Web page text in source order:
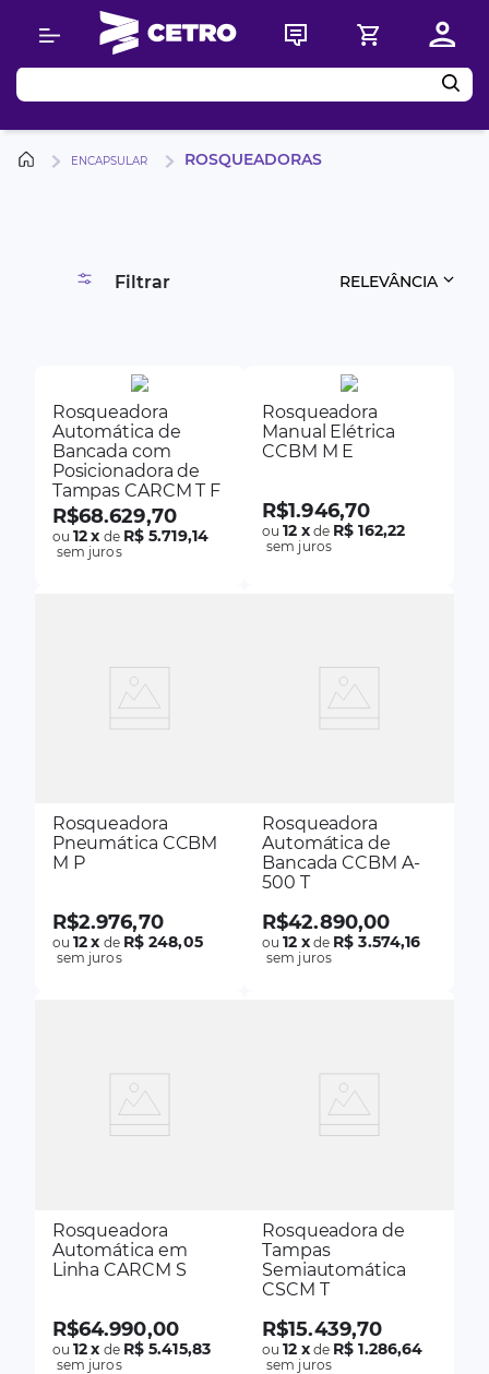
Buscar
ENCAPSULAR ROSQUEADORAS
Filtrar RELEVÂNCIA
Rosqueadora
Automática de
Bancada com
Posicionadora de
Tampas CARCM T F
R$68.629,70
ou12x de R$ 5.719,14
sem juros
Rosqueadora
Manual Elétrica
CCBM M E
R$1.946,70
ou12 xde R$ 162,22
sem juros
Rosqueadora
Pneumática CCBM
M P
R$2.976,70
ou12x de R$ 248,05
sem juros
Rosqueadora
Automática de
Bancada CCBM A-
500 T
R$42.890,00
ou12 xde R$ 3.574,16
sem juros
Rosqueadora
Automática em
Linha CARCM S
R$64.990,00
ou12x de R$ 5.415,83
sem juros
Rosqueadora de
Tampas
Semiautomática
CSCM T
R$15.439,70
ou12 xde R$ 1.286,64
sem juros